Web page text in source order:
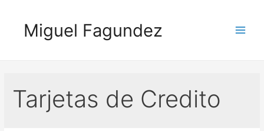
contentMiguel Fagundez
Tarjetas de Credito